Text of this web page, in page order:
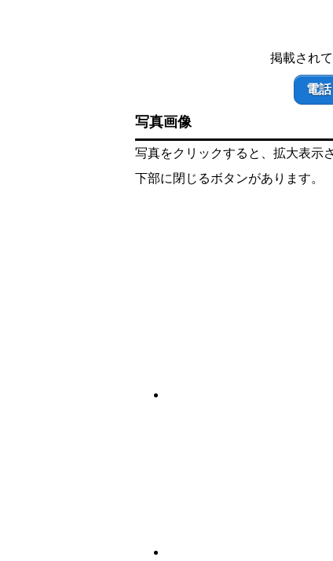
掲載され
電
写真画像
写真をクリックすると、拡大表示
下部に閉じるボタンがあります。